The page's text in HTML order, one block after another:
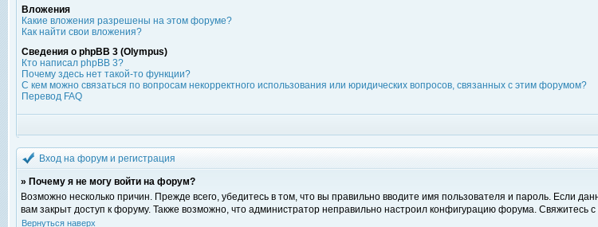
Вложения
Какие вложения разрешены на этом форуме?
Как найти свои вложения?
Сведения о phpBB 3 (Olympus)
Кто написал phpBB 3?
Почему здесь нет такой-то функции?
С кем можно связаться по вопросам некорректного использования или юридических вопросов, связанных с этим форумом?
Перевод FAQ
Вход на форум и регистрация
» Почему я не могу войти на форум?
Возможно несколько причин. Прежде всего, убедитесь в том, что вы правильно вводите имя пользователя и пароль. Если
вам закрыт доступ к форуму. Также возможно, что администратор неправильно настроил конфигурацию форума. Свяжитесь
Вернуться наверх